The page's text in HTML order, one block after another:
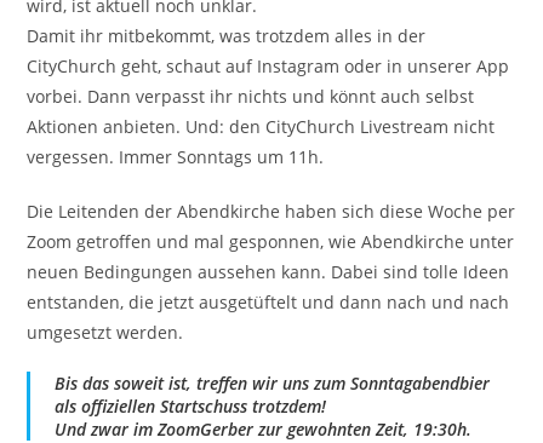
wird, ist aktuell noch unklar.
Damit ihr mitbekommt, was trotzdem alles in der
CityChurch geht, schaut auf Instagram oder in unserer App
vorbei. Dann verpasst ihr nichts und könnt auch selbst
Aktionen anbieten. Und: den CityChurch Livestream nicht
vergessen. Immer Sonntags um 11h.
Die Leitenden der Abendkirche haben sich diese Woche per
Zoom getroffen und mal gesponnen, wie Abendkirche unter
neuen Bedingungen aussehen kann. Dabei sind tolle Ideen
entstanden, die jetzt ausgetüftelt und dann nach und nach
umgesetzt werden.
Bis das soweit ist, treffen wir uns zum Sonntagabendbier
als offiziellen Startschuss trotzdem!
Und zwar im ZoomGerber zur gewohnten Zeit, 19:30h.